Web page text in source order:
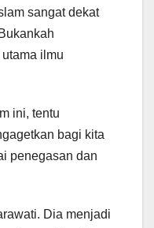
sangat dekat
ilmu
ini, tentu
bagi kita
penegasan dan
Dia menjadi